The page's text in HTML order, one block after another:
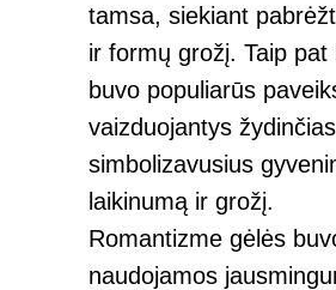
tamsa, siekiant
ir formų grožį. Taip pat
buvo populiarūs
vaizduojantys
simbolizavusius
laikinumą ir grožį.
Romantizme gėlės
naudojamos